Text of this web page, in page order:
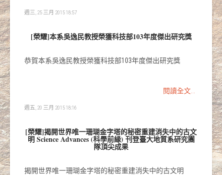
週三, 25 三月 2015 18:57
[榮耀]本系吳逸民教授榮獲科技部103年度傑出研究獎
恭賀本系吳逸民教授榮獲科技部103年度傑出研究獎
閱讀全文...
週五, 20 三月 2015 18:16
[榮耀]揭開世界唯一珊瑚金字塔的秘密重建消失中的古文
明 Science Advances (科學前緣) 刊登臺大地質系研究團
隊頂尖成果
揭開世界唯一珊瑚金字塔的秘密重建消失中的古文明